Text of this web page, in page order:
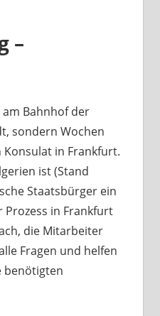
–
Bahnhof der
sondern Wochen
in Frankfurt.
ist (Stand
Staatsbürger ein
in Frankfurt
die Mitarbeiter
Fragen und helfen
benötigten